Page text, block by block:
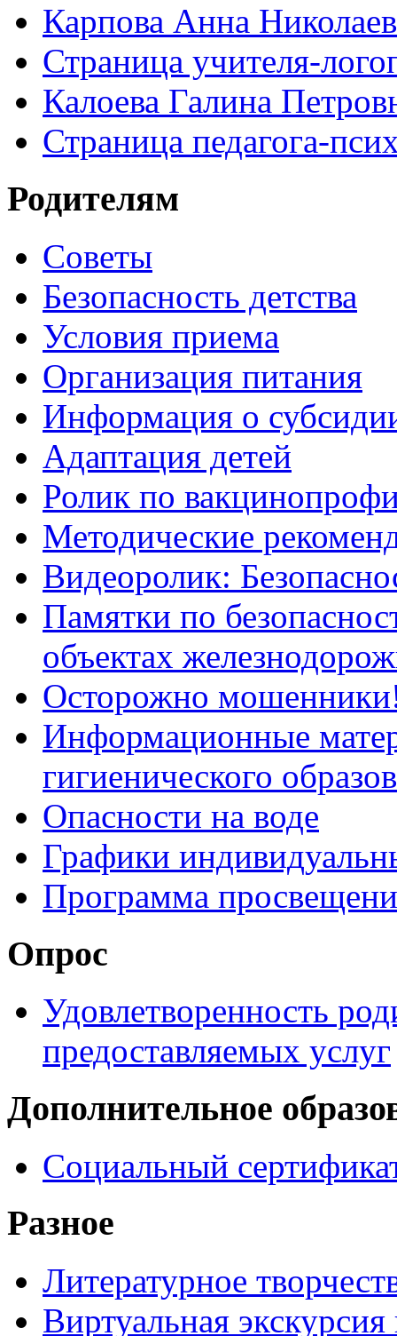
Карпова Анна
Страница учителя-
Калоева Галина
Страница педагога-
Родителям
Советы
Безопасность детства
Условия приема
Организация питания
Информация о
Адаптация детей
Ролик по
Методические
Видеоролик:
Памятки по
объектах
Осторожно
Информационные
гигиенического
Опасности на воде
Графики
Программа
Опрос
Удовлетворенность
предоставляемых услуг
Дополнительное
Социальный
Разное
Литературное
Виртуальная